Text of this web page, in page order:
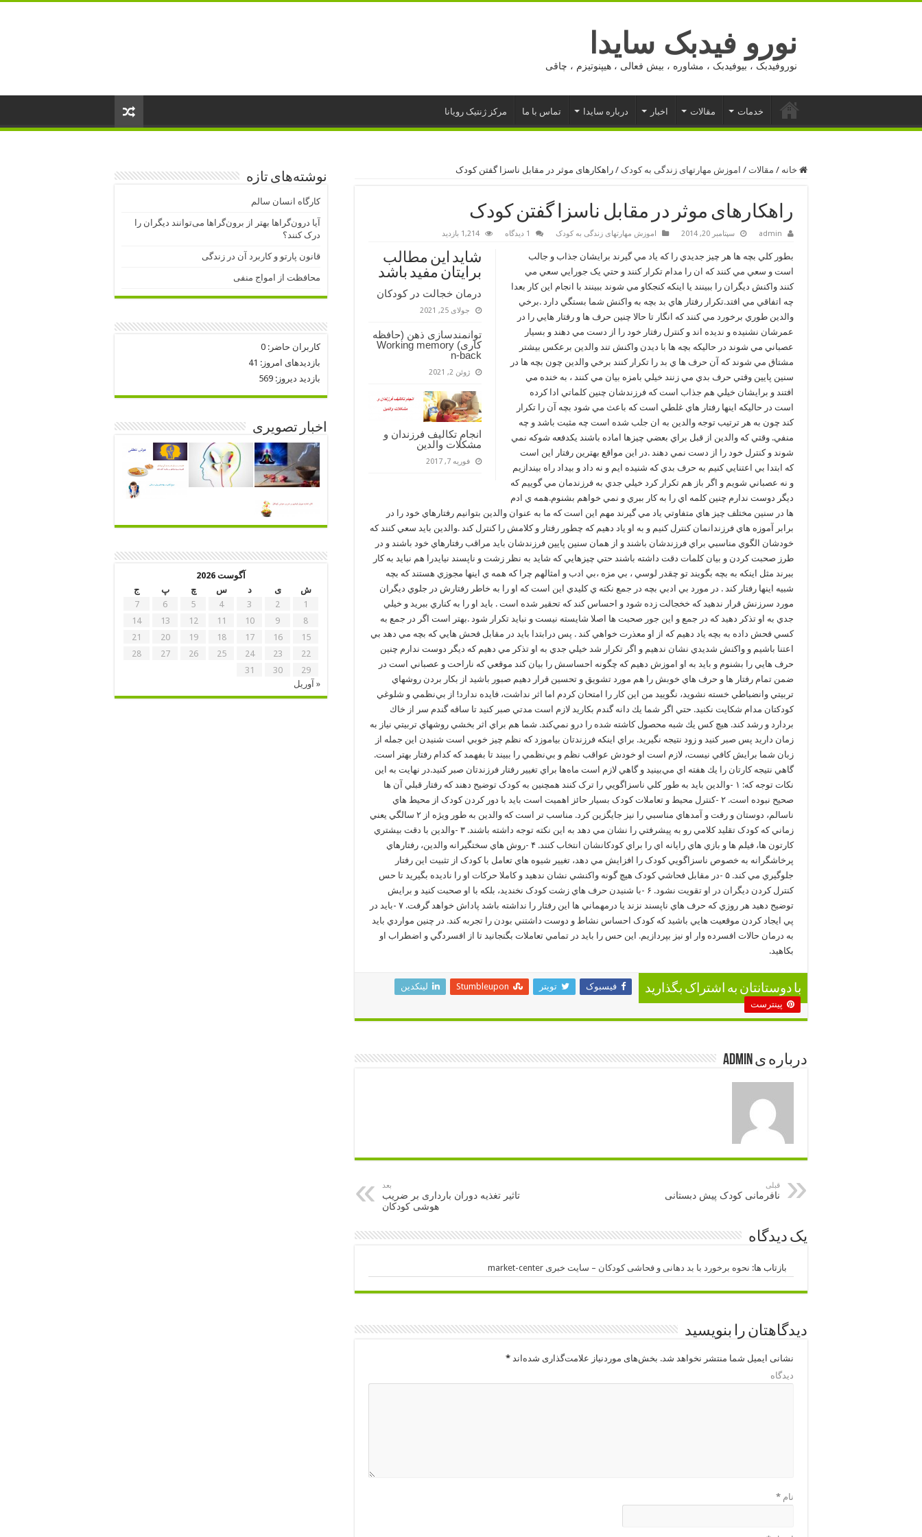
نورو فیدبک سایدا
نوروفیدبک ، بیوفیدبک ، مشاوره ، بیش فعالی ، هیپنوتیزم ، چاقی
خدمات مقالات اخبار درباره سایدا تماس با ما مرکز ژنتیک رویانا
خانه / مقالات / اموزش مهارتهای زندگی به کودک / راهکارهای موثر در مقابل ناسزا گفتن کودک
راهکارهای موثر در مقابل ناسزا گفتن کودک
admin سپتامبر 20, 2014 اموزش مهارتهای زندگی به کودک 1 دیدگاه 1,214 بازدید
شاید این مطالب
برایتان مفید باشد
درمان خجالت در کودکان
جولای 25, 2021
توانمندسازی ذهن (حافظه
کاری) Working memory
n-back
ژوئن 2, 2021
انجام تکالیف فرزندان و
مشکلات والدین
فوریه 7, 2017
بطور کلي بچه ها هر چيز جديدي را که ياد مي گيرند برايشان جذاب و جالب
است و سعي مي کنند که ان را مدام تکرار کنند و حتي يک جورايي سعي مي
کنند واکنش ديگران را ببينند يا اينکه کنجکاو مي شوند ببينند با انجام اين کار بعدا
چه اتفاقي مي افتد.تکرار رفتار هاي بد بچه به واکنش شما بستگي دارد .برخي
والدين طوري برخورد مي کنند که انگار تا حالا چنين حرف ها و رفتار هايي را در
عمرشان نشنيده و نديده اند و کنترل رفتار خود را از دست مي دهند و بسيار
عصباني مي شوند در حاليکه بچه ها با ديدن واکنش تند والدين برعکس بيشتر
مشتاق مي شوند که آن حرف ها ي بد را تکرار کنند برخي والدين چون بچه ها در
سنين پايين وقتي حرف بدي مي زنند خيلي بامزه بيان مي کنند ، به خنده مي
افتند و برايشان خيلي هم جذاب است که فرزندشان چنين کلماتي ادا کرده
است در حاليکه اينها رفتار هاي غلطي است که باعث مي شود بچه آن را تکرار
کند چون به هر ترتيب توجه والدين به ان جلب شده است چه مثبت باشد و چه
منفي. وقتي که والدين از قبل براي بعضي چيزها اماده باشند يکدفعه شوکه نمي
شوند و کنترل خود را از دست نمي دهند .در اين مواقع بهترين رفتار اين است
که ابتدا بي اعتنايي کنيم به حرف بدي که شنيده ايم و نه داد و بيداد راه بيندازيم
و نه عصباني شويم و اگر باز هم تکرار کرد خيلي جدي به فرزندمان مي گوييم که
ديگر دوست ندارم چنين کلمه اي را به کار ببري و نمي خواهم بشنوم.همه ي ادم
ها در سنين مختلف چيز هاي متفاوتي ياد مي گيرند مهم اين است که ما به عنوان والدين بتوانيم رفتارهاي خود را در
برابر آموزه هاي فرزندانمان کنترل کنيم و به او ياد دهيم که چطور رفتار و کلامش را کنترل کند .والدين بايد سعي کنند که
خودشان الگوي مناسبي براي فرزندشان باشند و از همان سنين پايين فرزندشان بايد مراقب رفتارهاي خود باشند و در
طرز صحبت کردن و بيان کلمات دقت داشته باشند حتي چيزهايي که شايد به نظر زشت و ناپسند نيايدرا هم نبايد به کار
ببرند مثل اينکه به بچه بگويند تو چقدر لوسي ، بي مزه ،بي ادب و امثالهم چرا که همه ي اينها مجوزي هستند که بچه
شبيه اينها رفتار کند . در مورد بي ادبي بچه در جمع نکته ي کليدي اين است که او را به خاطر رفتارش در جلوي ديگران
مورد سرزنش قرار ندهيد که خخجالت زده شود و احساس کند که تحقير شده است . بايد او را به کناري ببريد و خيلي
جدي به او تذکر دهيد که در جمع و اين جور صحبت ها اصلا شايسته نيست و نبايد تکرار شود .بهتر است اگر در جمع به
کسي فحش داده به بچه ياد دهيم که از او معذرت خواهي کند . پس درابتدا بايد در مقابل فحش هايي که بچه مي دهد بي
اعتنا باشيم و واکنش شديدي نشان ندهيم و اگر تکرار شد خيلي جدي به او تذکر مي دهيم که ديگر دوست ندارم چنين
حرف هايي را بشنوم و بايد به او اموزش دهيم که چگونه احساسش را بيان کند موقعي که ناراحت و عصباني است در
ضمن تمام رفتار ها و حرف هاي خوبش را هم مورد تشويق و تحسين قرار دهيم صبور باشيد از بكار بردن روشهاي
تربيتي وانضباطي خسته نشويد، نگوييد من اين كار را امتحان كردم اما اثر نداشت، فايده ندارد! از بي‌نظمي و شلوغي
كودكتان مدام شكايت نكنيد. حتي اگر شما يك دانه گندم بكاريد لازم است مدتي صبر كنيد تا ساقه گندم سر از خاك
بردارد و رشد كند. هيچ كس يك شبه محصول كاشته شده را درو نمي‌كند. شما هم براي اثر بخشي روشهاي تربيتي نياز به
زمان داريد پس صبر كنيد و زود نتيجه نگيريد. براي اينكه فرزندتان بياموزد كه نظم چيز خوبي است شنيدن اين جمله از
زبان شما برايش كافي نيست، لازم است او خودش عواقب نظم و بي‌نظمي را ببيند تا بفهمد كه كدام رفتار بهتر است.
گاهي نتيجه كارتان را يك هفته اي مي‌بينيد و گاهي لازم است ماه‌ها براي تغيير رفتار فرزندتان صبر كنيد.در نهایت به این
نکات توجه که: ۱ -والدين بايد به طور کلي ناسزاگويي را ترک کنند همچنين به کودک توضيح دهند که رفتار قبلي آن ها
صحيح نبوده است. ۲ -کنترل محيط و تعاملات کودک بسيار حائز اهميت است بايد با دور کردن کودک از محيط هاي
ناسالم، دوستان و رفت و آمدهاي مناسبي را نيز جايگزين کرد. مناسب تر است که والدين به طور ويژه از ۲ سالگي يعني
زماني که کودک تقليد کلامي رو به پيشرفتي را نشان مي دهد به اين نکته توجه داشته باشند. ۳ -والدين با دقت بيشتري
کارتون ها، فيلم ها و بازي هاي رايانه اي را براي کودکانشان انتخاب کنند. ۴ -روش هاي سختگيرانه والدين، رفتارهاي
پرخاشگرانه به خصوص ناسزاگويي کودک را افزايش مي دهد، تغيير شيوه هاي تعامل با کودک از تثبيت اين رفتار
جلوگيري مي کند. ۵ -در مقابل فحاشي کودک هيچ گونه واکنشي نشان ندهيد و کاملا حرکات او را ناديده بگيريد تا حس
کنترل کردن ديگران در او تقويت نشود. ۶ -با شنيدن حرف هاي زشت کودک نخنديد، بلکه با او صحبت کنيد و برايش
توضيح دهيد هر روزي که حرف هاي ناپسند نزند يا درمهماني ها اين رفتار را نداشته باشد پاداش خواهد گرفت. ۷ -بايد در
پي ايجاد کردن موقعيت هايي باشيد که کودک احساس نشاط و دوست داشتني بودن را تجربه کند. در چنين مواردي بايد
به درمان حالات افسرده وار او نيز بپردازيم. اين حس را بايد در تمامي تعاملات بگنجانيد تا از افسردگي و اضطراب او
بکاهيد.
با دوستانتان به اشتراک بگذارید فیسبوک تویتر Stumbleupon
لینکدین
پینترست
درباره ی admin
قبلی
نافرمانی کودک پیش دبستانی
بعد
تاثیر تغذیه دوران بارداری بر ضریب
هوشی کودکان
یک دیدگاه
بازتاب ها: نحوه برخورد با بد دهانی و فحاشی کودکان – سایت خبری market-center
دیدگاهتان را بنویسید
نشانی ایمیل شما منتشر نخواهد شد. بخش‌های موردنیاز علامت‌گذاری شده‌اند *
دیدگاه
نام *
نوشته‌های تازه
کارگاه انسان سالم
آیا درون‌گراها بهتر از برون‌گراها می‌توانند دیگران را
درک کنند؟
قانون پارتو و کاربرد آن در زندگی
محافظت از امواج منفی
کاربران حاضر: 0
بازدیدهای امروز: 41
بازدید دیروز: 569
اخبار تصویری
آگوست 2026
ش
ی د س چ پ
ج
1
2
3
4
5
6
7
8
9
10
11
12
13
14
15
16
17
18
19
20
21
22
23
24
25
26
27
28
29
30
31
« آوریل